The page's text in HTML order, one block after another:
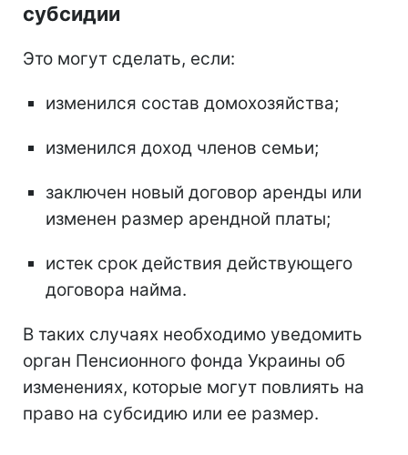
субсидии
Это могут сделать, если:
изменился состав домохозяйства;
изменился доход членов семьи;
заключен новый договор аренды или
изменен размер арендной платы;
истек срок действия действующего
договора найма.
В таких случаях необходимо уведомить
орган Пенсионного фонда Украины об
изменениях, которые могут повлиять на
право на субсидию или ее размер.